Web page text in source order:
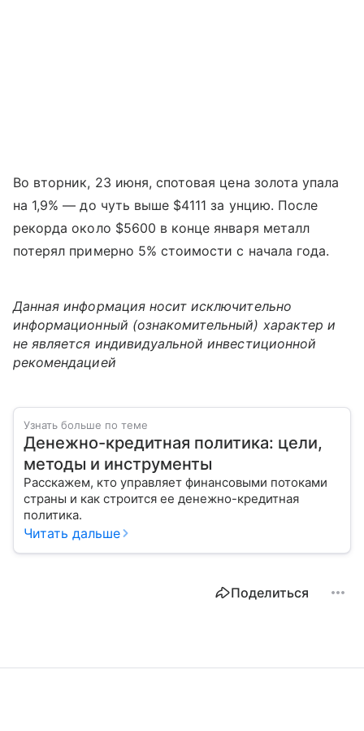
Во вторник, 23 июня, спотовая цена золота упала
на 1,9% — до чуть выше $4111 за унцию. После
рекорда около $5600 в конце января металл
потерял примерно 5% стоимости с начала года.
Данная информация носит исключительно
информационный (ознакомительный) характер и
не является индивидуальной инвестиционной
рекомендацией
Узнать больше по теме
Денежно-кредитная политика: цели,
методы и инструменты
Расскажем, кто управляет финансовыми потоками
страны и как строится ее денежно-кредитная
политика.
Читать дальше
Поделиться